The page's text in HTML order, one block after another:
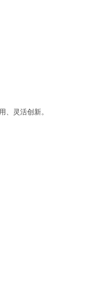
灵活创新。